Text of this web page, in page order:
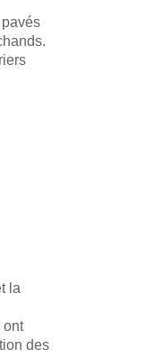
la
ont
des